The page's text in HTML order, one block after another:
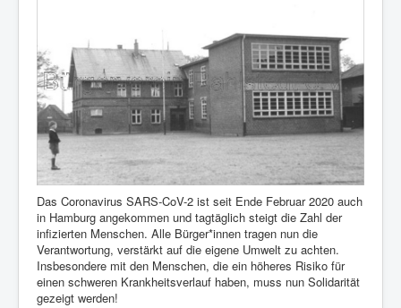
Das Coronavirus SARS-CoV-2 ist seit Ende Februar 2020 auch
in Hamburg angekommen und tagtäglich steigt die Zahl der
infizierten Menschen. Alle Bürger*innen tragen nun die
Verantwortung, verstärkt auf die eigene Umwelt zu achten.
Insbesondere mit den Menschen, die ein höheres Risiko für
einen schweren Krankheitsverlauf haben, muss nun Solidarität
gezeigt werden!